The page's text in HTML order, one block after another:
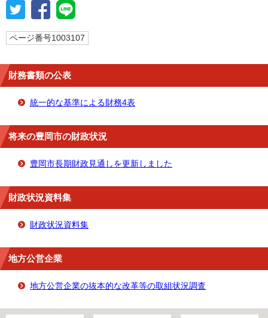
ページ番号1003107
財務書類の公表
統一的な基準による財務4表
将来の豊岡市の財政状況
豊岡市長期財政見通しを更新しました
財政状況資料集
財政状況資料集
地方公営企業
地方公営企業の抜本的な改革等の取組状況調査